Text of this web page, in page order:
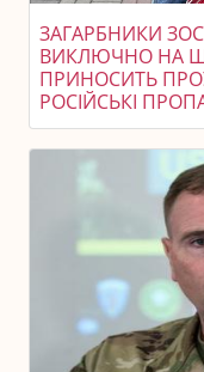
ЗАГАРБНИКИ
ВИКЛЮЧНО НА
ПРИНОСИТЬ
РОСІЙСЬКІ